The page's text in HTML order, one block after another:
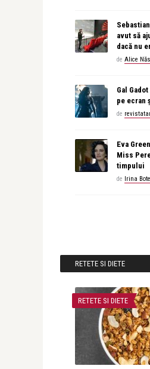
avut să
dacă nu
de Alice
Gal
pe ecran
de
Eva
Miss
timpului
de Irina
RETETE SI DIETE
RETETE SI DIETE